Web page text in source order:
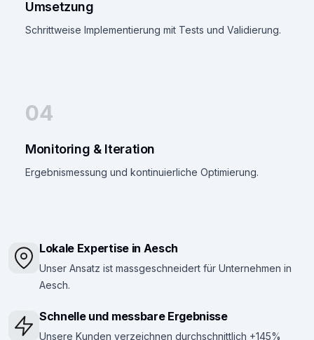
Umsetzung
Schrittweise Implementierung mit Tests und Validierung.
04
Monitoring & Iteration
Ergebnismessung und kontinuierliche Optimierung.
Lokale Expertise in Aesch
Unser Ansatz ist massgeschneidert für Unternehmen in
Aesch.
Schnelle und messbare Ergebnisse
Unsere Kunden verzeichnen durchschnittlich +145%